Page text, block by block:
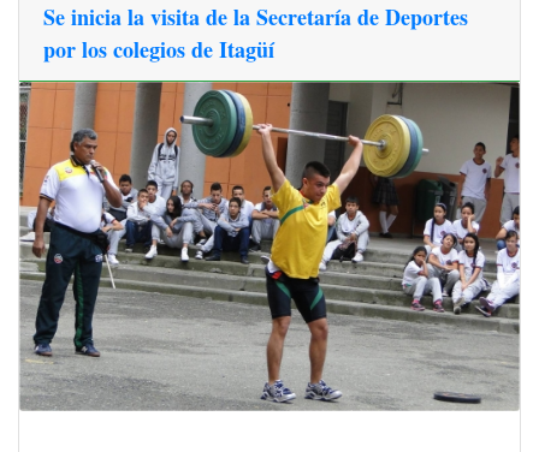
Se inicia la visita de la Secretaría de Deportes
por los colegios de Itagüí